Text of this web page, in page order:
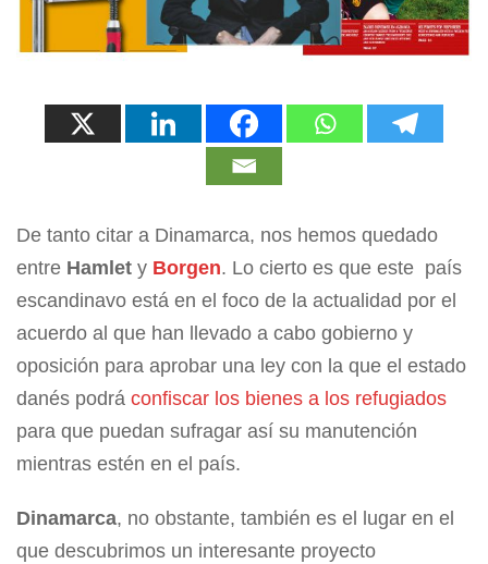
De tanto citar a Dinamarca, nos hemos quedado
entre Hamlet y Borgen. Lo cierto es que este país
escandinavo está en el foco de la actualidad por el
acuerdo al que han llevado a cabo gobierno y
oposición para aprobar una ley con la que el estado
danés podrá confiscar los bienes a los refugiados
para que puedan sufragar así su manutención
mientras estén en el país.
Dinamarca, no obstante, también es el lugar en el
que descubrimos un interesante proyecto